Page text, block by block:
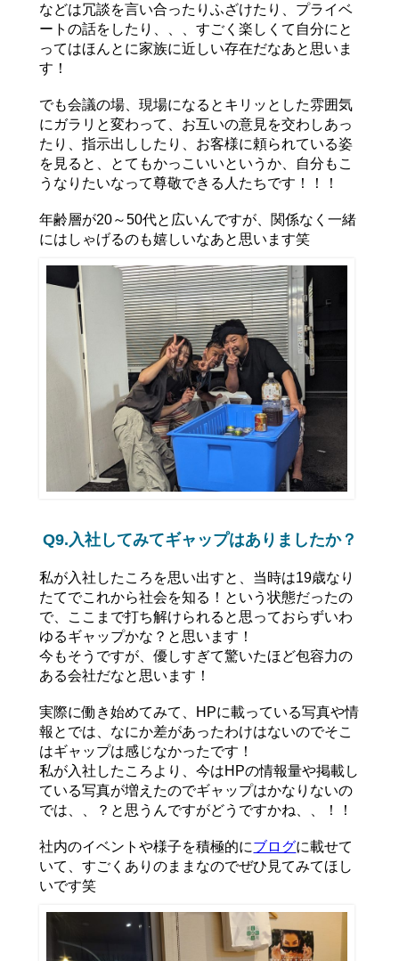
などは冗談を言い合ったりふざけたり、プライベ
ートの話をしたり、、、すごく楽しくて自分にと
ってはほんとに家族に近しい存在だなあと思いま
す！
でも会議の場、現場になるとキリッとした雰囲気
にガラリと変わって、お互いの意見を交わしあっ
たり、指示出ししたり、お客様に頼られている姿
を見ると、とてもかっこいいというか、自分もこ
うなりたいなって尊敬できる人たちです！！！
年齢層が20～50代と広いんですが、関係なく一緒
にはしゃげるのも嬉しいなあと思います笑
Q9.入社してみてギャップはありましたか？
私が入社したころを思い出すと、当時は19歳なり
たてでこれから社会を知る！という状態だったの
で、ここまで打ち解けられると思っておらずいわ
ゆるギャップかな？と思います！
今もそうですが、優しすぎて驚いたほど包容力の
ある会社だなと思います！
実際に働き始めてみて、HPに載っている写真や情
報とでは、なにか差があったわけはないのでそこ
はギャップは感じなかったです！
私が入社したころより、今はHPの情報量や掲載し
ている写真が増えたのでギャップはかなりないの
では、、？と思うんですがどうですかね、、！！
社内のイベントや様子を積極的にブログに載せて
いて、すごくありのままなのでぜひ見てみてほし
いです笑